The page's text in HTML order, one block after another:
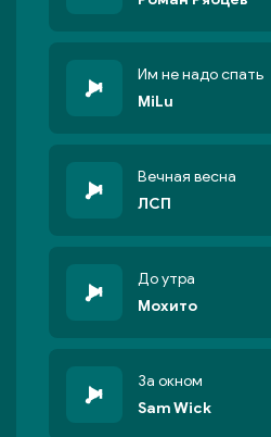
Им не надо спать
MiLu
Вечная весна
ЛСП
До утра
Мохито
За окном
Sam Wick